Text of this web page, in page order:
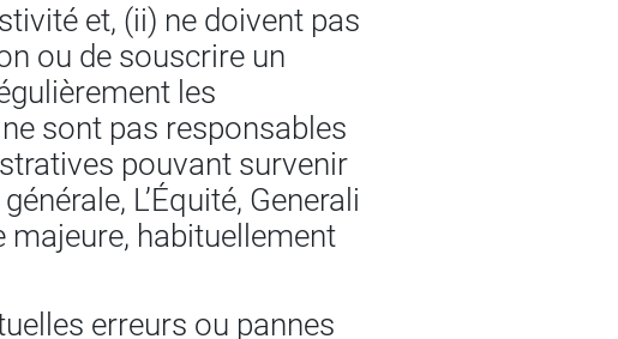
et, (ii) ne doivent pas
ou de souscrire un
les
sont pas responsables
pouvant survenir
L’Équité, Generali
majeure, habituellement
erreurs ou pannes